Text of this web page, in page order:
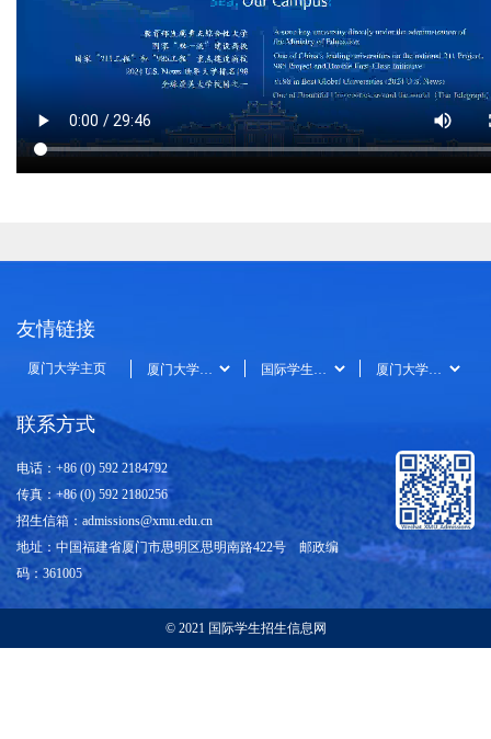
友情链接
厦门大学主页
联系方式
电话：+86 (0) 592 2184792
传真：+86 (0) 592 2180256
招生信箱： admissions@xmu.edu.cn
地址：中国福建省厦门市思明区思明南路422号 邮政编
码：361005
© 2021 国际学生招生信息网